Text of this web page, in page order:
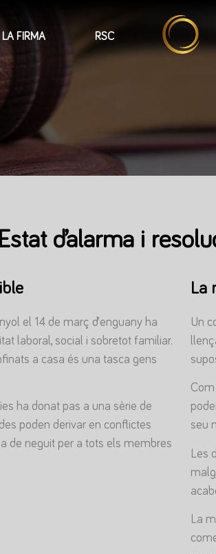
LA FIRMA RSC
Estat d’alarma i
el 14 de març d’enguany ha
laboral, social i sobretot familiar.
a casa és una tasca gens
ha donat pas a una sèrie de
poden derivar en conflictes
de neguit per a tots els membres
La
Un
seu
Les
La